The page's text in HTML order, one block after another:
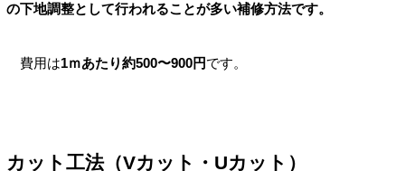
の下地調整として行われることが多い補修方法です。
費用は1ｍあたり約500〜900円です。
カット工法（Vカット・Uカット）